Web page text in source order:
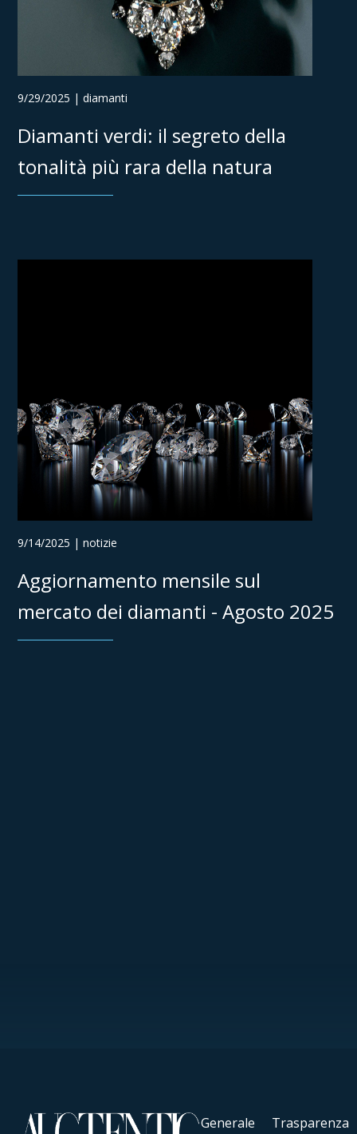
9/29/2025 | diamanti
Diamanti verdi: il segreto della
tonalità più rara della natura
9/14/2025 | notizie
Aggiornamento mensile sul
mercato dei diamanti - Agosto 2025
Generale
Trasparenza